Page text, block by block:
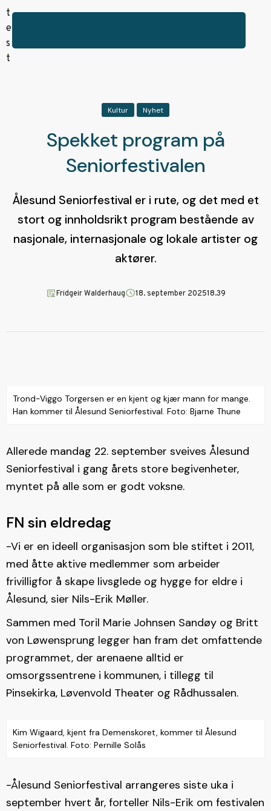
Kultur Nyhet
Spekket program på
Seniorfestivalen
Ålesund Seniorfestival er i rute, og det med et
stort og innholdsrikt program bestående av
nasjonale, internasjonale og lokale artister og
aktører.
article_personFridgeir Walderhaugschedule18. september 202518.39
Trond-Viggo Torgersen er en kjent og kjær mann for mange.
Han kommer til Ålesund Seniorfestival. Foto: Bjarne Thune
Allerede mandag 22. september sveives Ålesund
Seniorfestival i gang årets store begivenheter,
myntet på alle som er godt voksne.
FN sin eldredag
-Vi er en ideell organisasjon som ble stiftet i 2011,
med åtte aktive medlemmer som arbeider
frivilligfor å skape livsglede og hygge for eldre i
Ålesund, sier Nils-Erik Møller.
Sammen med Toril Marie Johnsen Sandøy og Britt
von Løwensprung legger han fram det omfattende
programmet, der arenaene alltid er
omsorgssentrene i kommunen, i tillegg til
Pinsekirka, Løvenvold Theater og Rådhussalen.
Kim Wigaard, kjent fra Demenskoret, kommer til Ålesund
Seniorfestival. Foto: Pernille Solås
-Ålesund Seniorfestival arrangeres siste uka i
september hvert år, forteller Nils-Erik om festivalen